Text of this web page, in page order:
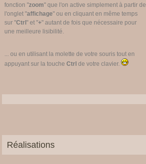
fonction "zoom" que l'on active simplement à partir de
l'onglet "affichage" ou en cliquant en même temps
sur "Ctrl " et "+" autant de fois que nécessaire pour
une meilleure lisibilité.
... ou en utilisant la molette de votre souris tout en
appuyant sur la touche Ctrl de votre clavier.
Réalisations